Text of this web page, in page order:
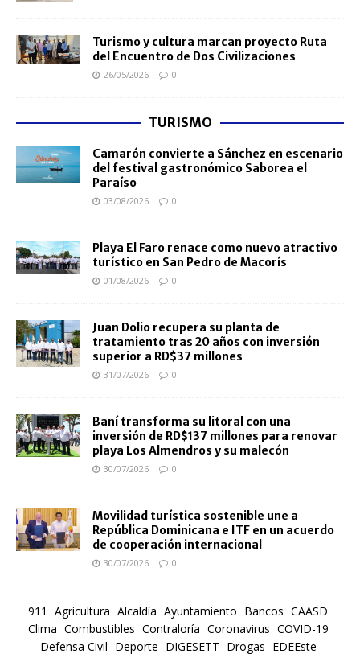
Turismo y cultura marcan proyecto Ruta
del Encuentro de Dos Civilizaciones
26/05/2026 0
TURISMO
Camarón convierte a Sánchez en escenario
del festival gastronómico Saborea el
Paraíso
03/08/2026 0
Playa El Faro renace como nuevo atractivo
turístico en San Pedro de Macorís
01/08/2026 0
Juan Dolio recupera su planta de
tratamiento tras 20 años con inversión
superior a RD$37 millones
31/07/2026 0
Baní transforma su litoral con una
inversión de RD$137 millones para renovar
playa Los Almendros y su malecón
30/07/2026 0
Movilidad turística sostenible une a
República Dominicana e ITF en un acuerdo
de cooperación internacional
30/07/2026 0
911 Agricultura Alcaldía Ayuntamiento Bancos CAASD
Clima Combustibles Contraloría Coronavirus COVID-19
Defensa Civil Deporte DIGESETT Drogas EDEEste